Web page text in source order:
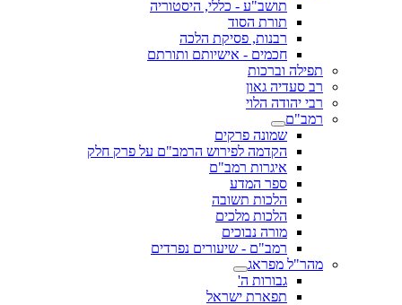
תושב"ע - כללי, היסטוריה
תורת הסוד
רבנות, פסיקת הלכה
חכמים - אישיותם ותורתם
תפילה וברכות
רב סעדיה גאון
רבי יהודה הלוי
רמב"ם
שמונה פרקים
הקדמה לפירוש הרמב"ם על פרק חלק
איגרות רמב"ם
ספר המדע
הלכות תשובה
הלכות מלכים
מורה נבוכים
רמב"ם - שיעורים נפרדים
מהר"ל מפראג
גבורות ה'
תפארת ישראל